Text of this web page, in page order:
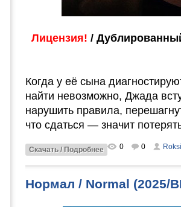
Лицензия! /
Когда у её сына
найти невозможно, Джада
нарушить правила,
что сдаться — значит
Скачать / Подробнее 0 0 Roksi
Нормал / Normal (2025/